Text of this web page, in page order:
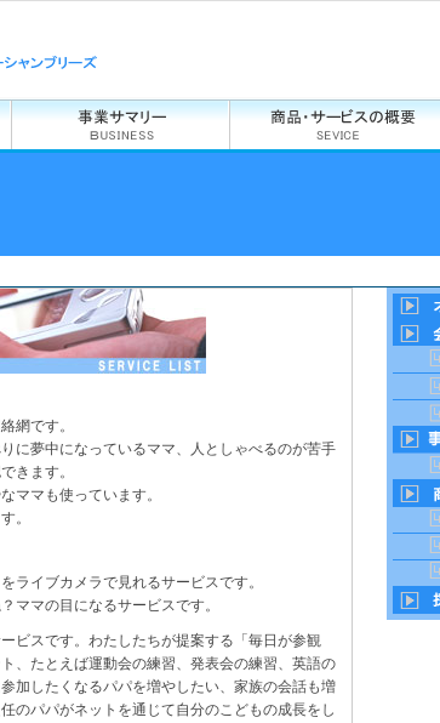
網です。
に夢中になっているママ、人としゃべるのが苦手
きます。
ママも使っています。
。
ライブカメラで見れるサービスです。
ママの目になるサービスです。
ビスです。わたしたちが提案する「毎日が参観
、たとえば運動会の練習、発表会の練習、英語の
加したくなるパパを増やしたい、家族の会話も増
のパパがネットを通じて自分のこどもの成長をし